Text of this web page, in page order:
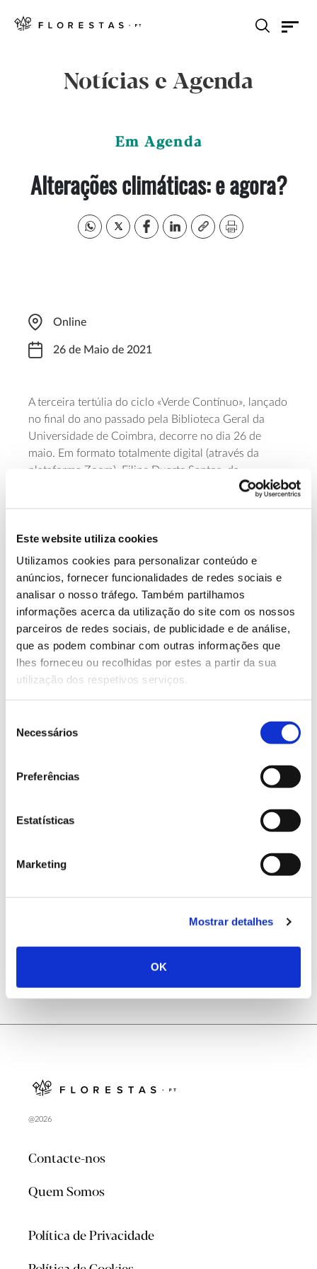
Este website utiliza cookies
Utilizamos cookies para personalizar conteúdo e
anúncios, fornecer funcionalidades de redes sociais e
analisar o nosso tráfego. Também partilhamos
informações acerca da utilização do site com os nossos
parceiros de redes sociais, de publicidade e de análise,
que as podem combinar com outras informações que
lhes forneceu ou recolhidas por estes a partir da sua
utilização dos respetivos serviços.
Necessários
Preferências
Estatísticas
Marketing
Mostrar detalhes
OK
Notícias e Agenda
Em Agenda
Alterações climáticas: e agora?
Online
26 de Maio de 2021
A terceira tertúlia do ciclo «Verde Contínuo», lançado
no final do ano passado pela Biblioteca Geral da
Universidade de Coimbra, decorre no dia 26 de
maio. Em formato totalmente digital (através da
plataforma Zoom), Filipe Duarte Santos, da
Universidade de Lisboa, é o convidado para falar do
Os interessados deverão preencher o
Saiba mais sobre esta tertúlia
13.07.2026
Genoma do priolo e de outras espécies em risco:
conhecer para conservar
Registar galhas de Trichi em acácia-das-espigas:
25.06.2026
Natureza e florestas procuram jovens voluntários
@2026
Contacte-nos
Quem Somos
Política de Privacidade